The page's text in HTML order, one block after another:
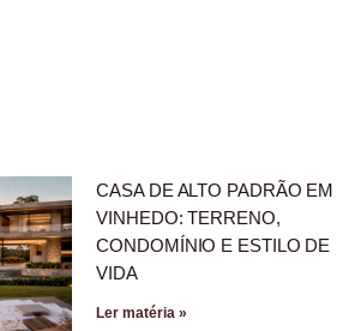
CASA DE ALTO PADRÃO EM
VINHEDO: TERRENO,
CONDOMÍNIO E ESTILO DE
VIDA
Ler matéria »